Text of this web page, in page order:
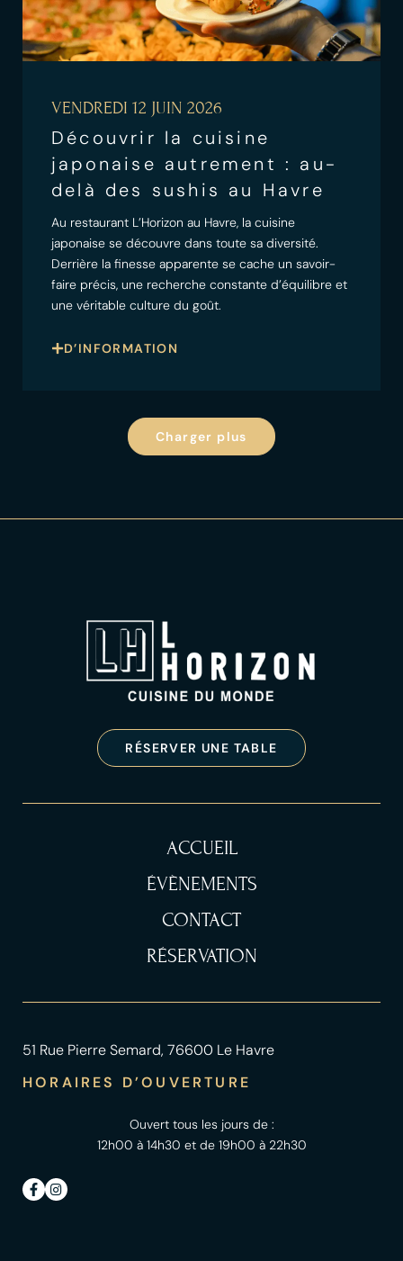
VENDREDI 12 JUIN 2026
Découvrir la cuisine
japonaise autrement : au-
delà des sushis au Havre
Au restaurant L’Horizon au Havre, la cuisine
japonaise se découvre dans toute sa diversité.
Derrière la finesse apparente se cache un savoir-
faire précis, une recherche constante d’équilibre et
une véritable culture du goût.
D’INFORMATION
Charger plus
RÉSERVER UNE TABLE
ACCUEIL
ÉVÈNEMENTS
CONTACT
RÉSERVATION
51 Rue Pierre Semard, 76600 Le Havre
HORAIRES D’OUVERTURE
Ouvert tous les jours de :
12h00 à 14h30 et de 19h00 à 22h30